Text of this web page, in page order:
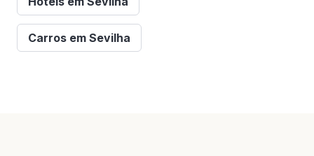
Carros em Sevilha